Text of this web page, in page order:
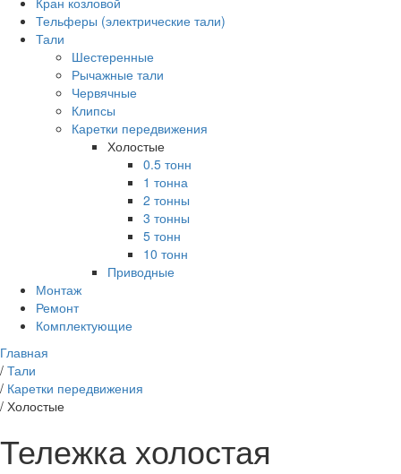
Тельферы (электрические тали)
Тали
Шестеренные
Рычажные тали
Червячные
Клипсы
Каретки передвижения
Холостые
0.5 тонн
1 тонна
2 тонны
3 тонны
5 тонн
10 тонн
Приводные
Монтаж
Ремонт
Комплектующие
Главная
/ Тали
/ Каретки передвижения
/ Холостые
Тележка холостая